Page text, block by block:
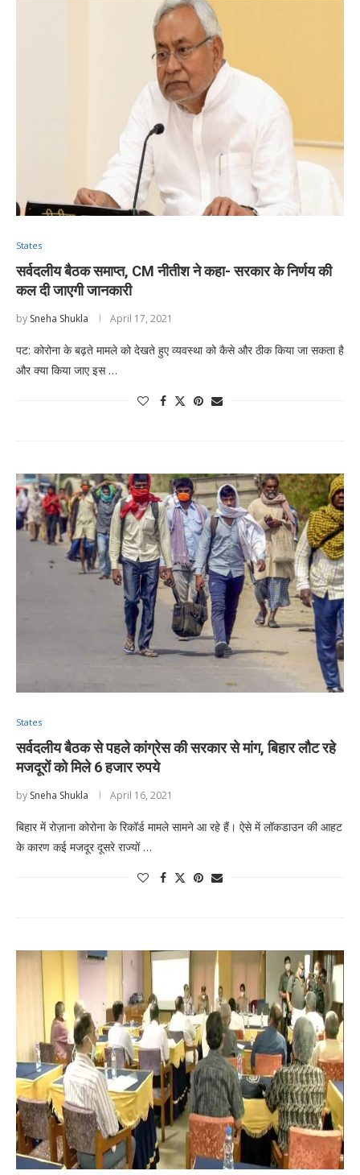
States
सर्वदलीय बैठक समाप्त, CM नीतीश ने कहा- सरकार के निर्णय की
कल दी जाएगी जानकारी
by Sneha Shukla April 17, 2021
पट: कोरोना के बढ़ते मामले को देखते हुए व्यवस्था को कैसे और ठीक किया जा सकता है
और क्या किया जाए इस …
States
सर्वदलीय बैठक से पहले कांग्रेस की सरकार से मांग, बिहार लौट रहे
मजदूरों को मिले 6 हजार रुपये
by Sneha Shukla April 16, 2021
बिहार में रोज़ाना कोरोना के रिकॉर्ड मामले सामने आ रहे हैं। ऐसे में लॉकडाउन की आहट
के कारण कई मजदूर दूसरे राज्यों …